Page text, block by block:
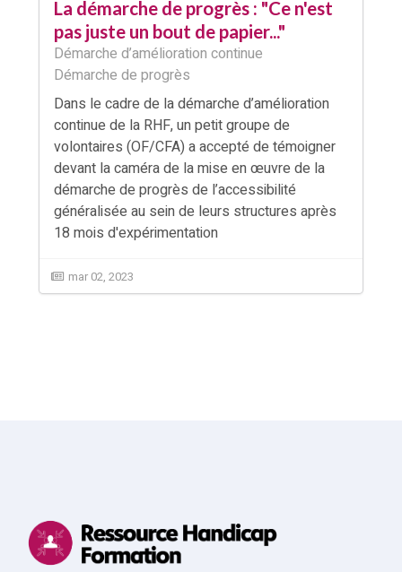
La démarche de progrès : "Ce n'est
pas juste un bout de papier..."
Démarche d’amélioration continue
Démarche de progrès
Dans le cadre de la démarche d’amélioration
continue de la RHF, un petit groupe de
volontaires (OF/CFA) a accepté de témoigner
devant la caméra de la mise en œuvre de la
démarche de progrès de l’accessibilité
généralisée au sein de leurs structures après
18 mois d'expérimentation
mar 02, 2023